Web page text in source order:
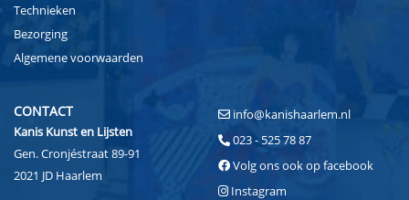
Technieken
Bezorging
Algemene voorwaarden
CONTACT
Kanis Kunst en Lijsten
Gen. Cronjéstraat 89-91
2021 JD Haarlem
info@kanishaarlem.nl
023 - 525 78 87
Volg ons ook op facebook
Instagram